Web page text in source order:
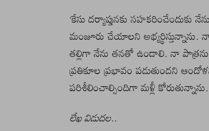
‘కేసు దర్యాప్తునకు సహకరించేందుకు
మంజూరు చేయాలని అభ్యర్థిస్తున్నాను.
తల్లిగా నేను తనతో ఉండాలి. నా
ప్రతికూల ప్రభావం పడుతుందని
పరిశీలించాల్సిందిగా మళ్లీ
లేఖ విడుదల..